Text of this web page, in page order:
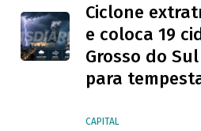
Ciclone
e coloca 19
Grosso do
para
CAPITAL